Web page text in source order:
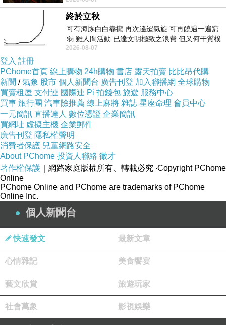
控操作者實現貨物的準確移動。
目前，電動堆高機廣泛應用於各個行業和領域。
在倉儲管理方面，它們用於倉庫的貨物裝卸、分
類和存儲，提高了倉儲作業效率。在製造業中，
電動堆高機用於生產線上的原材料運輸和成品存
儲，實現了生產流程的自動化和精準化。在商超
行業，它們被用於貨架補貨、整理和貨物分類，
提高了商店的陳列效果和貨架利用率。
此外，電動堆高機還廣泛應用於物流配送和運輸
行業，用於貨車和貨櫃的裝卸，提高了貨物的轉
運速度和運輸效率。在市政建設方面，它們用於
城市的道路維護和環境清潔，解決了城市中的物
資運輸和搬運問題。
總的來說，電動堆高機作為一種現代化的搬運設
備，已經成為各行各業不可或缺的重要工具，推
動了物流業的發展和現代化進程。
上一篇：詳細介紹綠能科技首選理由！推薦建議的原因！電動堆高機
綠能電動車！整理電動車科技相關領域！電動車的環境改變
終於立秋
可有海豚白白靠攏 再次遙迢氣旋 可再饒過一遍窮
弱 雖人間活動 已達文明極致之浪費 但又何干質樸
者 只能白白陪葬
2026-08-07
登入 註冊
PChome首頁 線上購物 24h購物 書店 露天拍賣 比比昂代購
新聞 /氣象 股市 個人新聞台 廣告刊登 加入聯播網 全球購物
買賣租屋 支付連 國際連 Pi 拍錢包 旅遊 服務中心
買車 旅行團 汽車險推薦 線上麻將 雜誌 星座命理 會員中心
一元簡訊 直播達人 數位憑證 企業簡訊
買網址 虛擬主機 企業郵件
廣告刊登 隱私權聲明
消費者保護 兒童網路安全
About PChome 投資人聯絡 徵才
著作權保護 ｜網路家庭版權所有、轉載必究 ‧Copyright PChome
Online
PChome Online and PChome are trademarks of PChome
Online Inc.
個人新聞台
快速發文 最新文章
心情雜記 美食饗宴
藝文欣賞 旅遊玩家
社會萬象 影視娛樂